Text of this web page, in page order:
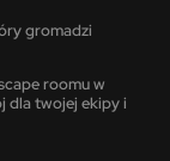
gromadzi
roomu w
dla twojej ekipy i